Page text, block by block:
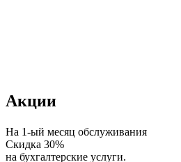
Акции
На 1-ый месяц обслуживания
Скидка 30%
на бухгалтерские услуги.